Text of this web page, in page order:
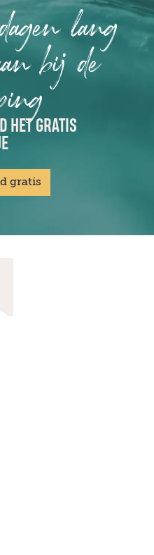
lang
bij de
HET GRATIS
gratis